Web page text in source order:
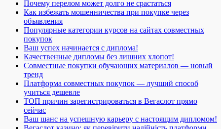
Почему перелом может долго не срастаться
Как избежать мошенничества при покупке через
объявления
Популярные категории курсов на сайтах совместных
покупок
Ваш успех начинается с диплома!
Качественные дипломы без лишних хлопот!
Совместные покупки обучающих материалов — новый
тренд
Платформа совместных покупок — лучший способ
учиться дешевле
ТОП причин зарегистрироваться в Вегаслот прямо
сейчас
Ваш шанс на успешную карьеру с настоящим дипломом!